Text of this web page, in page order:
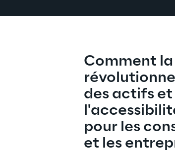
Comment
des actifs et
pour les
et les